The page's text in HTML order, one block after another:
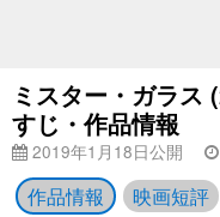
ミスター・ガラス
すじ・作品情報
2019年1月18日公開
作品情報 映画短評